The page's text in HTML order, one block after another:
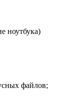
ноутбука)
файлов;